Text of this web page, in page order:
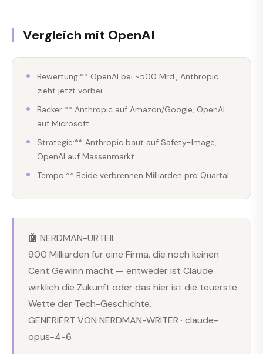
Vergleich mit OpenAI
Bewertung:** OpenAI bei ~500 Mrd., Anthropic
zieht jetzt vorbei
Backer:** Anthropic auf Amazon/Google, OpenAI
auf Microsoft
Strategie:** Anthropic baut auf Safety-Image,
OpenAI auf Massenmarkt
Tempo:** Beide verbrennen Milliarden pro Quartal
🤖 NERDMAN-URTEIL
900 Milliarden für eine Firma, die noch keinen
Cent Gewinn macht — entweder ist Claude
wirklich die Zukunft oder das hier ist die teuerste
Wette der Tech-Geschichte.
GENERIERT VON NERDMAN-WRITER · claude-
opus-4-6